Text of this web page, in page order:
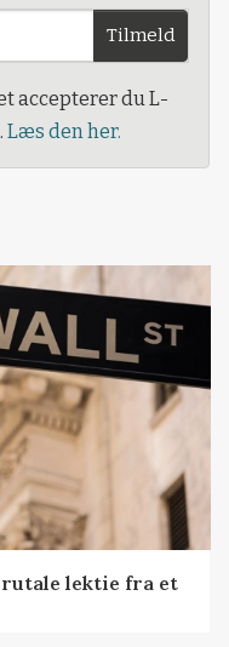
Tilmeld
accepterer du L-
Læs den her.
lektie fra et